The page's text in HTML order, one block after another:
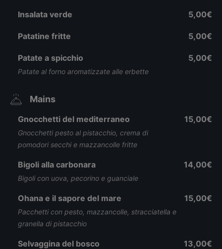
Insalata verde 5,00€
Patatine fritte 5,00€
Patate a spicchio
Patate al forno aromatizzate alle erbette
5,00€
Mains
Gnocchetti del mediterraneo
Gnocchetti pesto al pistacchio, crema di
pomodori secchi e mazzancolle fritte
15,00€
Bigoli alla carbonara
Bigoli con uova, pecorino e guanciale
14,00€
Ohana e il sapore del mare
Pacchetti con pesto, mazzancolle, stracciatella e
granella di pistacchio
15,00€
Selvaggina del bosco 13,00€